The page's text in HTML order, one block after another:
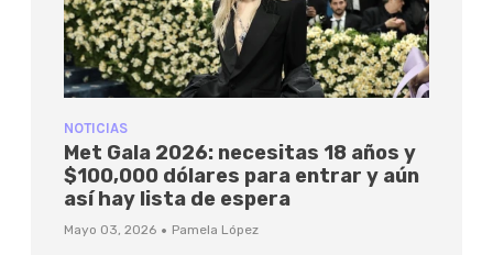
NOTICIAS
Met Gala 2026: necesitas 18 años y
$100,000 dólares para entrar y aún
así hay lista de espera
Mayo 03, 2026 · Pamela López